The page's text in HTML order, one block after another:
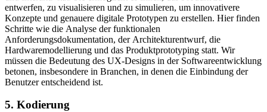
entwerfen, zu visualisieren und zu simulieren, um innovativere
Konzepte und genauere digitale Prototypen zu erstellen. Hier finden
Schritte wie die Analyse der funktionalen
Anforderungsdokumentation, der Architekturentwurf, die
Hardwaremodellierung und das Produktprototyping statt. Wir
müssen die Bedeutung des UX-Designs in der Softwareentwicklung
betonen, insbesondere in Branchen, in denen die Einbindung der
Benutzer entscheidend ist.
5. Kodierung